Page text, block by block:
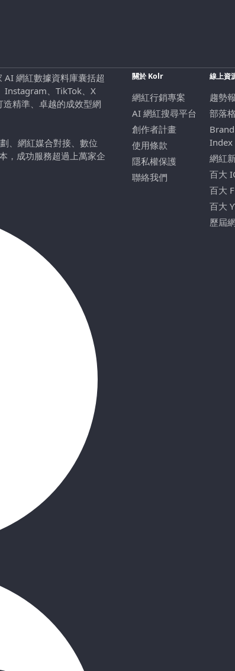
網紅數據資料庫囊括超
Instagram、TikTok、X
精準、卓越的成效型網
、網紅媒合對接、數位
，成功服務超過上萬家企
關於 Kolr
網紅行銷專案
AI 網紅搜尋平台
創作者計畫
使用條款
隱私權保護
聯絡我們
線上資
趨勢
部落
Index
網紅
百大
百大
百大
歷屆